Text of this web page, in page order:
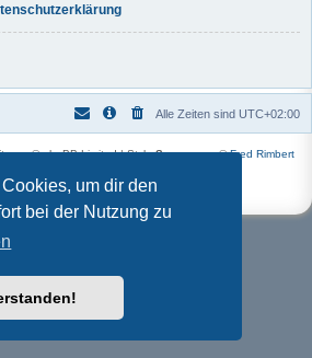
um dir den
bei der Nutzung zu
Alle Zeiten sind UTC+02:00
© phpBB Limited | StyleSquarevon ©Fred Rimbert
|Nutzungsbedingungen